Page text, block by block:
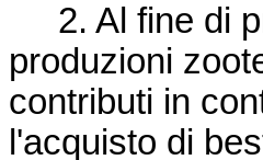
2. Al fine di
produzioni
contributi in
l'acquisto di